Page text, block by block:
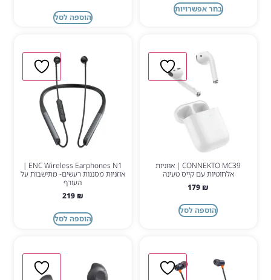
בחר אפשרויות
הוספה לסל
CONNEKTO MC39 | אוזניות
אלחוטיות עם קייס טעינה
179 ₪
הוספה לסל
ENC Wireless Earphones N1 |
אוזניות מסננות רעשים- מתישבות על
העורף
219 ₪
הוספה לסל